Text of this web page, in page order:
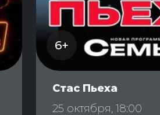
6+
Стас Пьеха
25 октября, 18:00